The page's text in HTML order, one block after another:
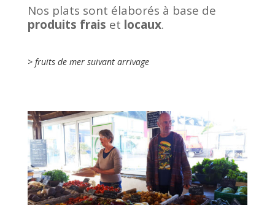
Nos plats sont élaborés à base de
produits frais et locaux.
> fruits de mer suivant arrivage